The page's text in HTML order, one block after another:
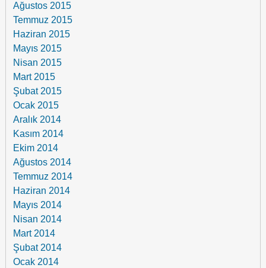
Ağustos 2015
Temmuz 2015
Haziran 2015
Mayıs 2015
Nisan 2015
Mart 2015
Şubat 2015
Ocak 2015
Aralık 2014
Kasım 2014
Ekim 2014
Ağustos 2014
Temmuz 2014
Haziran 2014
Mayıs 2014
Nisan 2014
Mart 2014
Şubat 2014
Ocak 2014